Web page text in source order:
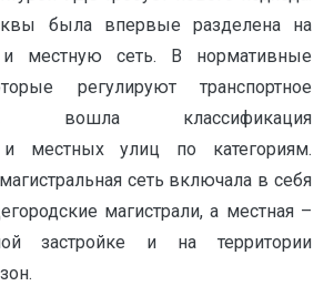
была впервые разделена на
и местную сеть. В нормативные
регулируют транспортное
вошла классификация
и местных улиц по категориям.
сеть включала в себя
магистрали, а местная –
застройке и на территории